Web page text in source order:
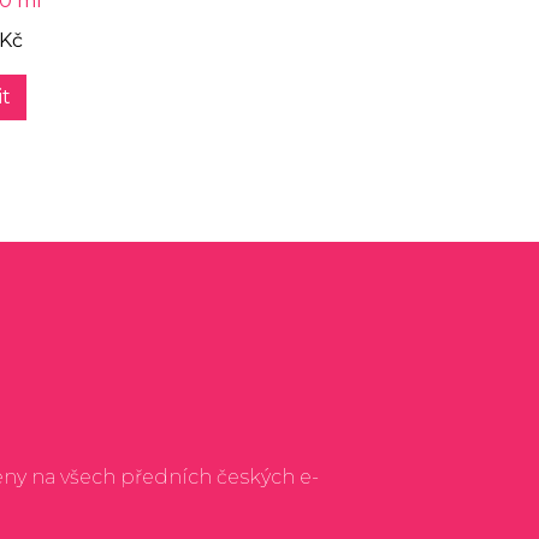
na všech předních českých e-